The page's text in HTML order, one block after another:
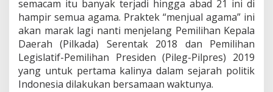
semacam itu banyak terjadi hingga abad 21 ini di
hampir semua agama. Praktek “menjual agama” ini
akan marak lagi nanti menjelang Pemilihan Kepala
Daerah (Pilkada) Serentak 2018 dan Pemilihan
Legislatif-Pemilihan Presiden (Pileg-Pilpres) 2019
yang untuk pertama kalinya dalam sejarah politik
Indonesia dilakukan bersamaan waktunya.